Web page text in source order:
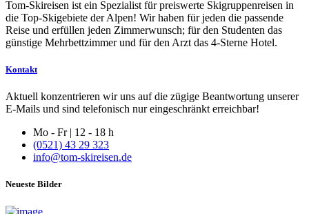
Tom-Skireisen ist ein Spezialist für preiswerte Skigruppenreisen in
die Top-Skigebiete der Alpen! Wir haben für jeden die passende
Reise und erfüllen jeden Zimmerwunsch; für den Studenten das
günstige Mehrbettzimmer und für den Arzt das 4-Sterne Hotel.
Kontakt
Aktuell konzentrieren wir uns auf die zügige Beantwortung unserer
E-Mails und sind telefonisch nur eingeschränkt erreichbar!
Mo - Fr | 12 - 18 h
(0521) 43 29 323
info@tom-skireisen.de
Neueste Bilder